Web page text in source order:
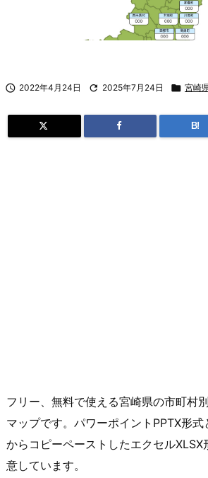
 2022年4月24日  2025年7月24日  宮崎
B!
フリー、無料で使える宮崎県の市町村
マップです。パワーポイントPPTX形式
からコピーペーストしたエクセルXLSX
意しています。